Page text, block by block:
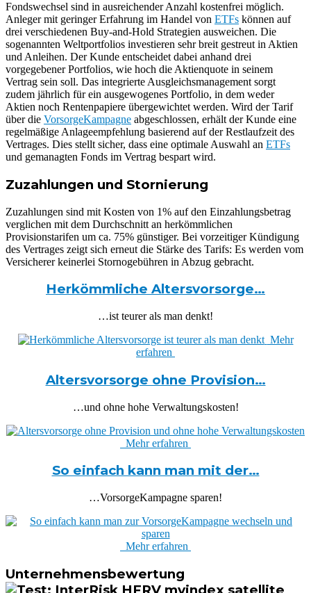
Fondswechsel sind in ausreichender Anzahl kostenfrei möglich.
Anleger mit geringer Erfahrung im Handel von ETFs können auf
drei verschiedenen Buy-and-Hold Strategien ausweichen. Die
sogenannten Weltportfolios investieren sehr breit gestreut in Aktien
und Anleihen. Der Kunde entscheidet dabei anhand drei
vorgegebener Portfolios, wie hoch die Aktienquote in seinem
Vertrag sein soll. Das integrierte Ausgleichsmanagement sorgt
zudem jährlich für ein ausgewogenes Portfolio, in dem weder
Aktien noch Rentenpapiere übergewichtet werden. Wird der Tarif
über die VorsorgeKampagne abgeschlossen, erhält der Kunde eine
regelmäßige Anlageempfehlung basierend auf der Restlaufzeit des
Vertrages. Dies stellt sicher, dass eine optimale Auswahl an ETFs
und gemanagten Fonds im Vertrag bespart wird.
Zuzahlungen und Stornierung
Zuzahlungen sind mit Kosten von 1% auf den Einzahlungsbetrag
verglichen mit dem Durchschnitt an herkömmlichen
Provisionstarifen um ca. 75% günstiger. Bei vorzeitiger Kündigung
des Vertrages zeigt sich erneut die Stärke des Tarifs: Es werden vom
Versicherer keinerlei Stornogebühren in Abzug gebracht.
Herkömmliche Altersvorsorge…
…ist teurer als man denkt!
Mehr
erfahren
Altersvorsorge ohne Provision…
…und ohne hohe Verwaltungskosten!
Mehr erfahren
So einfach kann man mit der…
…VorsorgeKampagne sparen!
Mehr erfahren
Unternehmensbewertung